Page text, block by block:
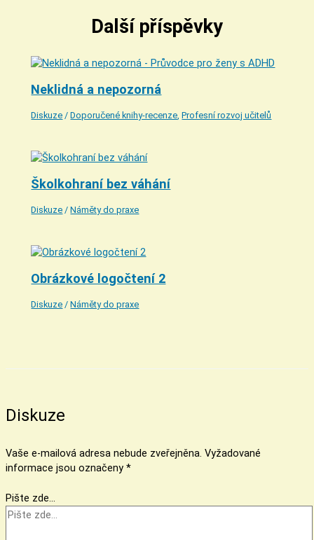
Další příspěvky
Neklidná a nepozorná
Diskuze /Doporučené knihy-recenze,Profesní rozvoj učitelů
Školkohraní bez váhání
Diskuze /Náměty do praxe
Obrázkové logočtení 2
Diskuze /Náměty do praxe
Diskuze
Vaše e-mailová adresa nebude zveřejněna. Vyžadované
informace jsou označeny *
Pište zde…